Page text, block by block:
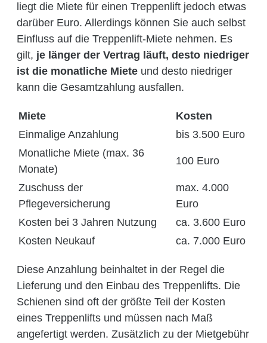
liegt die Miete für einen Treppenlift jedoch etwas
darüber Euro. Allerdings können Sie auch selbst
Einfluss auf die Treppenlift-Miete nehmen. Es
gilt, je länger der Vertrag läuft, desto niedriger
ist die monatliche Miete und desto niedriger
kann die Gesamtzahlung ausfallen.
Miete
Kosten
Einmalige Anzahlung
bis 3.500 Euro
Monatliche Miete (max. 36
Monate)
100 Euro
Zuschuss der
Pflegeversicherung
max. 4.000
Euro
Kosten bei 3 Jahren Nutzung
ca. 3.600 Euro
Kosten Neukauf
ca. 7.000 Euro
Diese Anzahlung beinhaltet in der Regel die
Lieferung und den Einbau des Treppenlifts. Die
Schienen sind oft der größte Teil der Kosten
eines Treppenlifts und müssen nach Maß
angefertigt werden. Zusätzlich zu der Mietgebühr